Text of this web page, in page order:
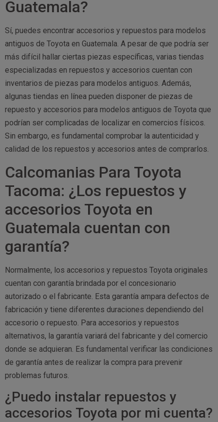
Guatemala?
Sí, puedes encontrar accesorios y repuestos para modelos
antiguos de Toyota en Guatemala. A pesar de que podría ser
más difícil hallar ciertas piezas específicas, varias tiendas
especializadas en repuestos y accesorios cuentan con
inventarios de piezas para modelos antiguos. Además,
algunas tiendas en línea pueden disponer de piezas de
repuesto y accesorios para modelos antiguos de Toyota que
podrían ser complicadas de localizar en comercios físicos.
Sin embargo, es fundamental comprobar la autenticidad y
calidad de los repuestos y accesorios antes de comprarlos.
Calcomanias Para Toyota
Tacoma: ¿Los repuestos y
accesorios Toyota en
Guatemala cuentan con
garantía?
Normalmente, los accesorios y repuestos Toyota originales
cuentan con garantía brindada por el concesionario
autorizado o el fabricante. Esta garantía ampara defectos de
fabricación y tiene diferentes duraciones dependiendo del
accesorio o repuesto. Para accesorios y repuestos
alternativos, la garantía variará del fabricante y del comercio
donde se adquieran. Es fundamental verificar las condiciones
de garantía antes de realizar la compra para prevenir
problemas futuros.
¿Puedo instalar repuestos y
accesorios Toyota por mi cuenta?